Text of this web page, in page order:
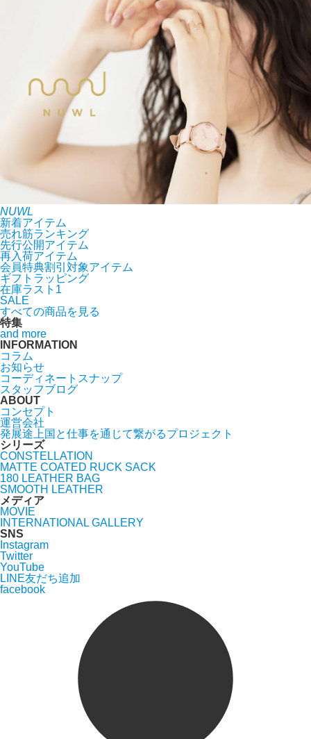
NUWL
新着アイテム
売れ筋ランキング
先行公開アイテム
再入荷アイテム
会員特典割引対象アイテム
ギフトラッピング
在庫ラスト1
SALE
すべての商品を見る
特集
and more
INFORMATION
コラム
お知らせ
コーディネートスナップ
スタッフブログ
ABOUT
コンセプト
運営会社
発展途上国と仕事を通じて繋がるプロジェクト
シリーズ
CONSTELLATION
MATTE COATED RUCK SACK
180 LEATHER BAG
SMOOTH LEATHER
メディア
MOVIE
INTERNATIONAL GALLERY
SNS
Instagram
Twitter
YouTube
LINE友だち追加
facebook